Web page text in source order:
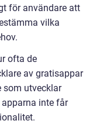
för användare att
vilka
ofta de
av gratisappar
som utvecklar
inte får